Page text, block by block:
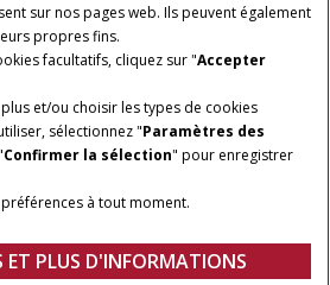
Conditions contractuelles
LLC. All Rights Reserved. Case IH is a
LLC.
sur nos pages web. Ils peuvent également
propres fins.
facultatifs, cliquez sur "Accepter
et/ou choisir les types de cookies
sélectionnez "Paramètres des
Confirmer la sélection" pour enregistrer
à tout moment.
ET PLUS D'INFORMATIONS